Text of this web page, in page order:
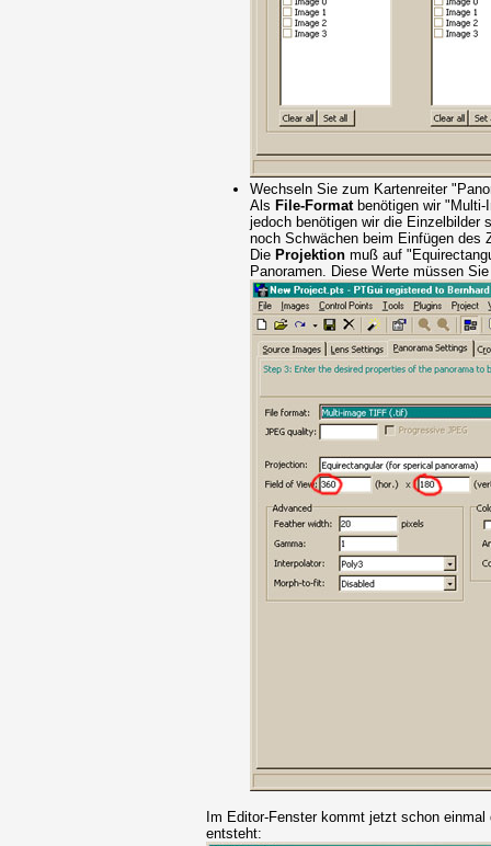
Wechseln Sie zum Kartenreiter
Als File-Format benötigen wir
jedoch benötigen wir die Einzelbilder
noch Schwächen beim Einfügen des
Die Projektion muß auf
Panoramen. Diese Werte müssen
Im Editor-Fenster kommt jetzt schon
entsteht: